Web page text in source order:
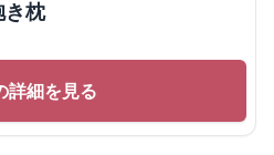
き枕
詳細を見る